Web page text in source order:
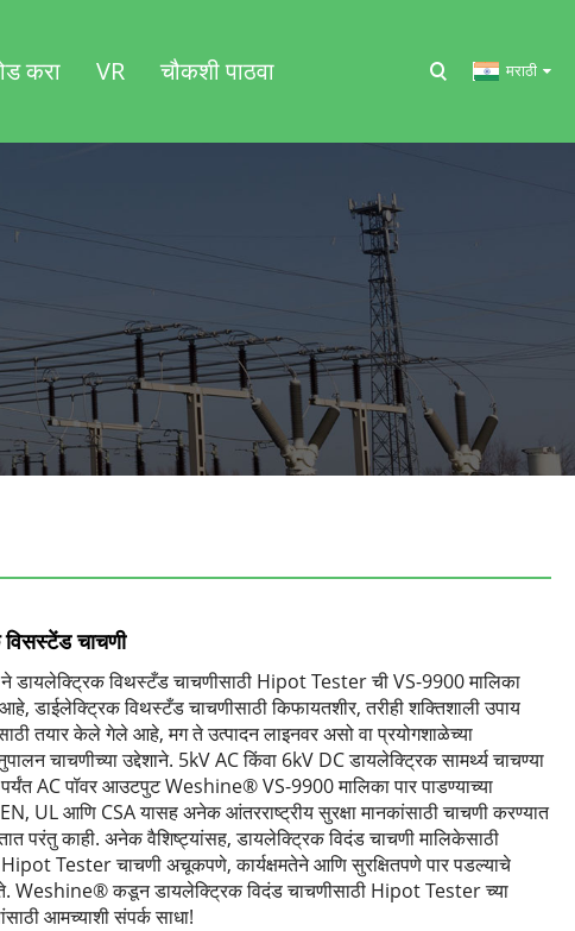
करा VR चौकशी पाठवा मराठी
चाचणी
विथस्टँड चाचणीसाठी Hipot Tester ची VS-9900 मालिका
डाईलेक्ट्रिक विथस्टँड चाचणीसाठी किफायतशीर, तरीही शक्तिशाली उपाय
तयार केले गेले आहे, मग ते उत्पादन लाइनवर असो वा प्रयोगशाळेच्या
चाचणीच्या उद्देशाने. 5kV AC किंवा 6kV DC डायलेक्ट्रिक सामर्थ्य चाचण्या
AC पॉवर आउटपुट Weshine® VS-9900 मालिका पार पाडण्याच्या
UL आणि CSA यासह अनेक आंतरराष्ट्रीय सुरक्षा मानकांसाठी चाचणी करण्यात
परंतु काही. अनेक वैशिष्ट्यांसह, डायलेक्ट्रिक विदंड चाचणी मालिकेसाठी
Tester चाचणी अचूकपणे, कार्यक्षमतेने आणि सुरक्षितपणे पार पडल्याचे
Weshine® कडून डायलेक्ट्रिक विदंड चाचणीसाठी Hipot Tester च्या
आमच्याशी संपर्क साधा!